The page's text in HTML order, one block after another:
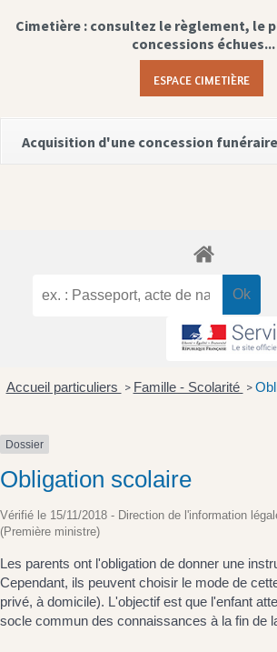
Cimetière : consultez le règlement, le
concessions échues...
ESPACE CIMETIÈRE
Acquisition d'une concession
Accueil particuliers > Famille - Scolarité >
Dossier
Obligation scolaire
Vérifié le 15/11/2018 - Direction de l'information
(Première ministre)
Les parents ont l'obligation de donner une
Cependant, ils peuvent choisir le mode de
privé, à domicile). L'objectif est que l'enfant
socle commun des connaissances à la fin de